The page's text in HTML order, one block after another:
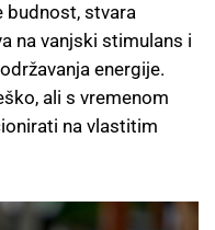
budnost, stvara
na vanjski stimulans i
energije.
ali s vremenom
na vlastitim